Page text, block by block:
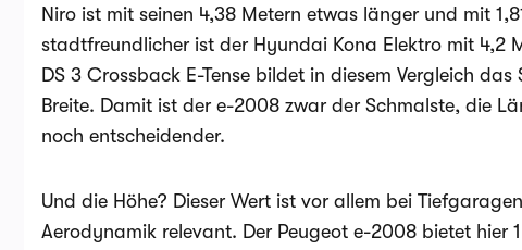
Niro ist mit seinen 4,38 Metern etwas länger und mit
stadtfreundlicher ist der Hyundai Kona Elektro mit 4,2
DS 3 Crossback E-Tense bildet in diesem Vergleich
Breite. Damit ist der e-2008 zwar der Schmalste, die
noch entscheidender.
Und die Höhe? Dieser Wert ist vor allem bei
Aerodynamik relevant. Der Peugeot e-2008 bietet hier